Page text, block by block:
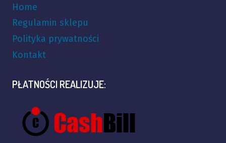
Home
Regulamin sklepu
Polityka prywatności
Kontakt
PŁATNOŚCI REALIZUJE: